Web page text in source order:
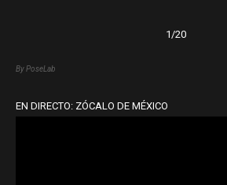
1/20
By PoseLab
EN DIRECTO: ZÓCALO DE MÉXICO